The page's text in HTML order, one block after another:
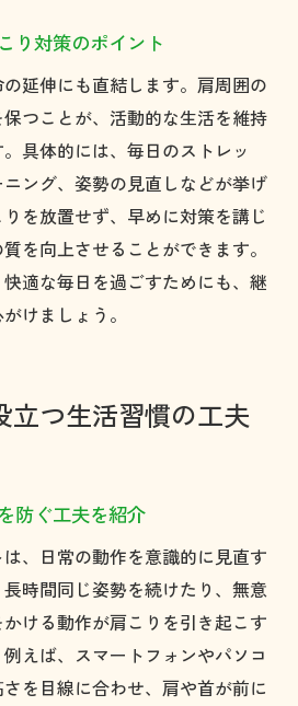
り対策のポイント
延伸にも直結します。肩周囲の
つことが、活動的な生活を維持
具体的には、毎日のストレッ
ング、姿勢の見直しなどが挙げ
を放置せず、早めに対策を講じ
を向上させることができます。
適な毎日を過ごすためにも、継
けましょう。
立つ生活習慣の工夫
防ぐ工夫を紹介
、日常の動作を意識的に見直す
時間同じ姿勢を続けたり、無意
ける動作が肩こりを引き起こす
えば、スマートフォンやパソコ
を目線に合わせ、肩や首が前に